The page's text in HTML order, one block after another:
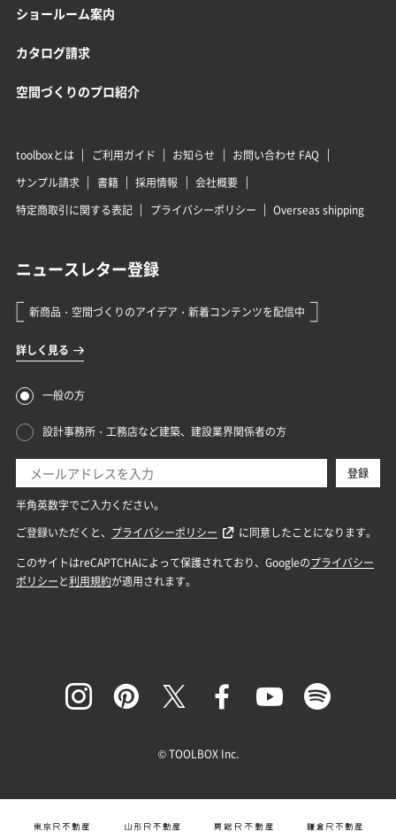
ショールーム案内
カタログ請求
空間づくりのプロ紹介
toolboxとは ご利用ガイド お知らせ
お問い合わせ FAQ
サンプル請求
書籍 採用情報
会社概要
特定商取引に関する表記
プライバシーポリシー Overseas shipping
© TOOLBOX Inc.